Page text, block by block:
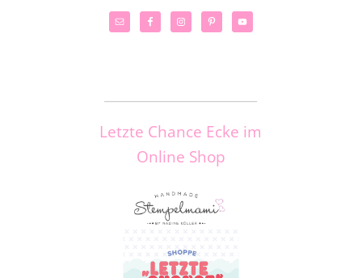
Letzte Chance Ecke im
Online Shop